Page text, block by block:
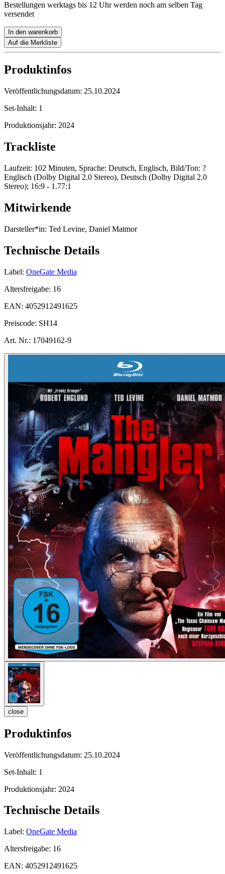
Bestellungen werktags bis 12 Uhr werden noch am selben Tag
versendet
In den warenkorb
Auf die Merkliste
Produktinfos
Veröffentlichungsdatum: 25.10.2024
Set-Inhalt: 1
Produktionsjahr: 2024
Trackliste
Laufzeit: 102 Minuten, Sprache: Deutsch, Englisch, Bild/Ton: ?
Englisch (Dolby Digital 2.0 Stereo), Deutsch (Dolby Digital 2.0
Stereo); 16:9 - 1.77:1
Mitwirkende
Darsteller*in: Ted Levine, Daniel Matmor
Technische Details
Label: OneGate Media
Altersfreigabe: 16
EAN: 4052912491625
Preiscode: SH14
Art. Nr.: 17049162-9
close
Produktinfos
Veröffentlichungsdatum: 25.10.2024
Set-Inhalt: 1
Produktionsjahr: 2024
Technische Details
Label: OneGate Media
Altersfreigabe: 16
EAN: 4052912491625